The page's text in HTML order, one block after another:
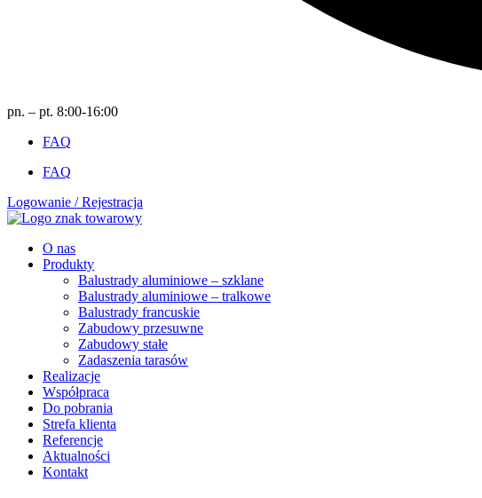
pn. – pt. 8:00-16:00
FAQ
FAQ
Logowanie / Rejestracja
O nas
Produkty
Balustrady aluminiowe – szklane
Balustrady aluminiowe – tralkowe
Balustrady francuskie
Zabudowy przesuwne
Zabudowy stałe
Zadaszenia tarasów
Realizacje
Współpraca
Do pobrania
Strefa klienta
Referencje
Aktualności
Kontakt